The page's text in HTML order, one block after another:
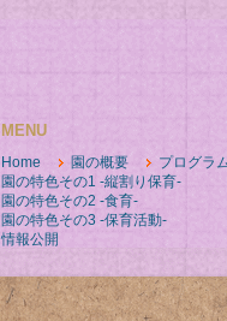
MENU
Home 園の概要
プログラ
園の特色その1 -縦割り保育-
園の特色その2 -食育-
園の特色その3 -保育活動-
情報公開